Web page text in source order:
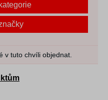
v tuto chvíli objednat.